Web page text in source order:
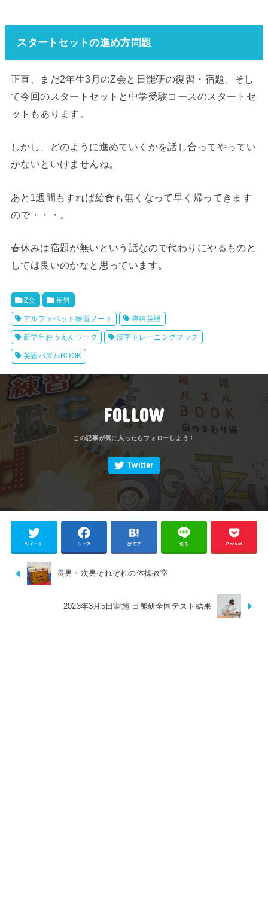
スタートセットの進め方問題
正直、まだ2年生3月のZ会と日能研の復習・宿題、そし
て今回のスタートセットと中学受験コースのスタートセ
ットもあります。
しかし、どのように進めていくかを話し合ってやってい
かないといけませんね。
あと1週間もすれば給食も無くなって早く帰ってきます
ので・・・。
春休みは宿題が無いという話なので代わりにやるものと
しては良いのかなと思っています。
Z会 長男
アルファベット練習ノート 専科英語
新学年おうえんワーク 漢字トレーニングブック
英語パズルBOOK
FOLLOW
ツイート シェア はてブ 送る Pocket
長男・次男それぞれの体操教室
2023年3月5日実施 日能研全国テスト結果